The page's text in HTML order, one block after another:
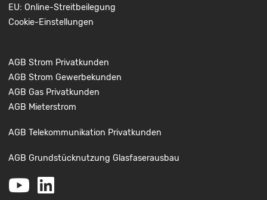
EU: Online-Streitbeilegung
Cookie-Einstellungen
AGB Strom Privatkunden
AGB Strom Gewerbekunden
AGB Gas Privatkunden
AGB Mieterstrom
AGB Telekommunikation Privatkunden
AGB Grundstücknutzung Glasfaserausbau
Youtube